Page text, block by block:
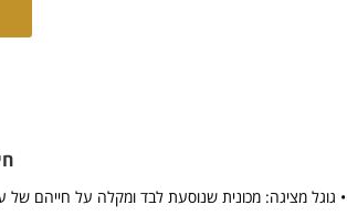
• גוגל מציגה: מכונית שנוסעת לבד ומקלה על חייהם של